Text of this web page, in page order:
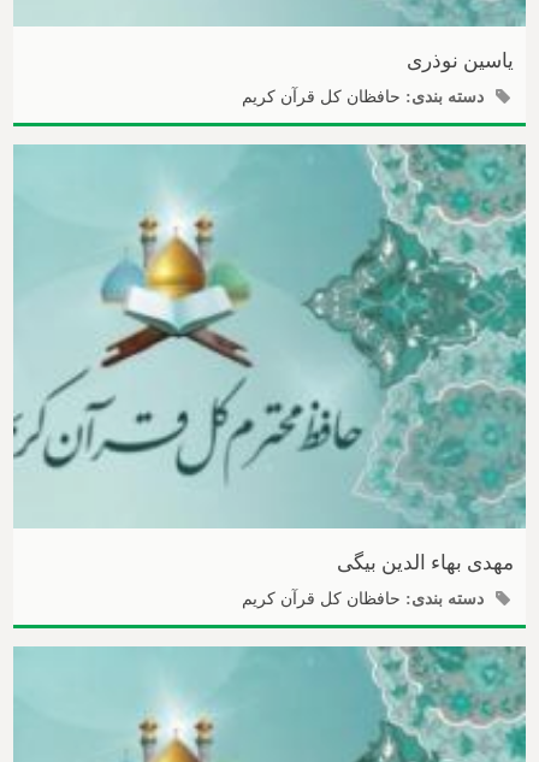
یاسین نوذری
دسته بندی: حافظان کل قرآن کریم
مهدی بهاء الدین بیگی
دسته بندی: حافظان کل قرآن کریم